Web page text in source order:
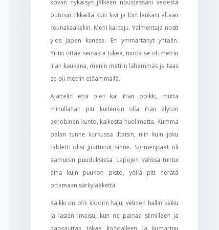
kovan nykäisyn jälkeen noustessani vedestä
putosin tikkailta kuin kivi ja löin leukani altaan
reunakaakeliin. Meni kai taju. Valmentaja nosti
ylös Japen kanssa. En ymmärtänyt yhtään.
Yritin ottaa seinästä tukea, mutta se oli metrin
liian kaukana, menin metrin lähemmäs ja taas
se oli metrin etäämmällä.
Ajattelin että olen kai ihan poikki, mutta
minullahan piti kuitenkin olla ihan älytön
aerobinen kunto, kaikesta huolimatta. Kumma
palan tunne kurkussa iltaisin, niin kuin joku
tabletti olisi juuttunut sinne. Sormenpäät oli
aamuisin puuduksissa. Lapojen välissä tuntui
aina kuin puukon pisto, yöllä piti herätä
ottamaan särkylääkettä.
Kaikki on ohi: kloorin haju, vetinen hallin kaiku
ja lasien imaisu, kun ne painaa silmilleen ja
napsauttaa takaa kohdalleen ja kumartuu